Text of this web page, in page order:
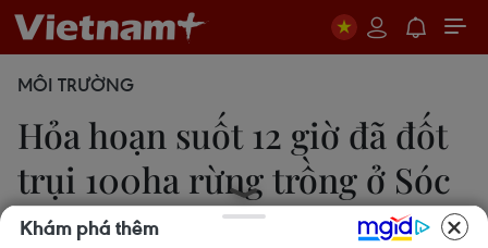
MÔI TRƯỜNG
Hỏa hoạn suốt 12 giờ đã đốt
trụi 100ha rừng trồng ở Sóc
Sơn
Khám phá thêm